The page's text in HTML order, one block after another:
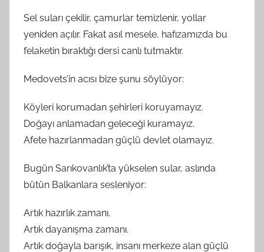
Sel suları çekilir, çamurlar temizlenir, yollar
yeniden açılır. Fakat asıl mesele, hafızamızda bu
felaketin bıraktığı dersi canlı tutmaktır.
Medovets’in acısı bize şunu söylüyor:
Köyleri korumadan şehirleri koruyamayız.
Doğayı anlamadan geleceği kuramayız.
Afete hazırlanmadan güçlü devlet olamayız.
Bugün Sarıkovanlık’ta yükselen sular, aslında
bütün Balkanlara sesleniyor:
Artık hazırlık zamanı.
Artık dayanışma zamanı.
Artık doğayla barışık, insanı merkeze alan güçlü